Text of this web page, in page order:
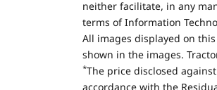
neither facilitate, in any
terms of Information
All images displayed on
shown in the images.
*The price disclosed